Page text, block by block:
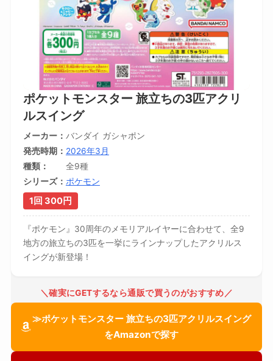
ポケットモンスター 旅立ちの3匹アクリ
ルスイング
メーカー
バンダイ ガシャポン
発売時期
2026年3月
種類
全9種
シリーズ
ポケモン
1回 300円
『ポケモン』30周年のメモリアルイヤーに合わせて、全9
地方の旅立ちの3匹を一挙にラインナップしたアクリルス
イングが新登場！
＼確実にGETするなら通販で買うのがおすすめ／
≫ポケットモンスター 旅立ちの3匹アクリルスイング
をAmazonで探す